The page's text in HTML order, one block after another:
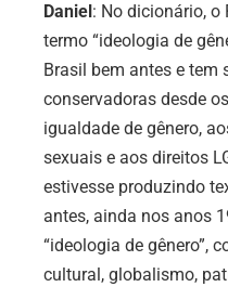
Daniel : No dicionário, o
termo “ideologia de
Brasil bem antes e
conservadoras desde
igualdade de gênero,
sexuais e aos direitos
estivesse produzindo
antes, ainda nos anos
“ideologia de gênero”,
cultural, globalismo,